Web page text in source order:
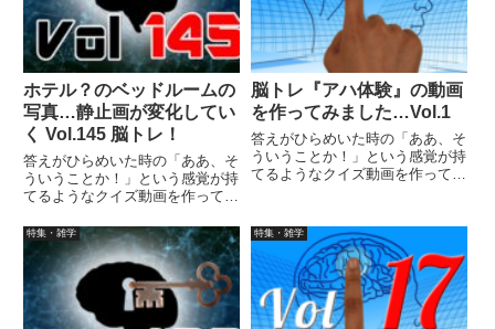
ホテル？のベッドルームの
写真…静止画が変化してい
く Vol.145 脳トレ！
答えがひらめいた時の「ああ、そ
ういうことか！」という感覚が持
てるようなクイズ動画を作ってみ
画に答えはありませんので、最後
まで繰り返し見られます。
脳トレ『アハ体験』の動画
を作ってみました…Vol.1
答えがひらめいた時の「ああ、そ
ういうことか！」という感覚が持
てるようなクイズ動画を作ってみ
まで繰り返し見られます。ちなみ
に、作り方に興味がありました
ら、参考にできる記事がありま
す。
特集・雑学 特集・雑学